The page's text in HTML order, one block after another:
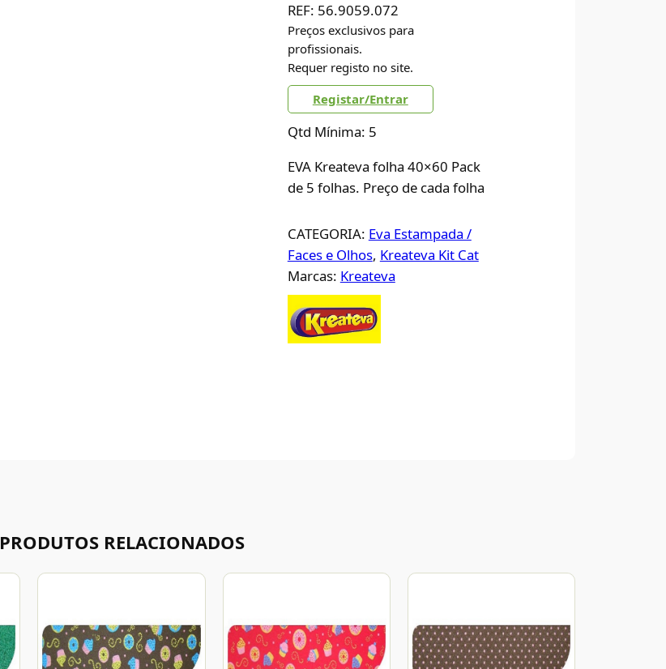
REF: 56.9059.072
Preços exclusivos para
profissionais.
Requer registo no site.
Registar/Entrar
Qtd Mínima: 5
EVA Kreateva folha 40×60 Pack
de 5 folhas. Preço de cada folha
CATEGORIA: Eva Estampada /
Faces e Olhos, Kreateva Kit Cat
Marcas: Kreateva
PRODUTOS RELACIONADOS